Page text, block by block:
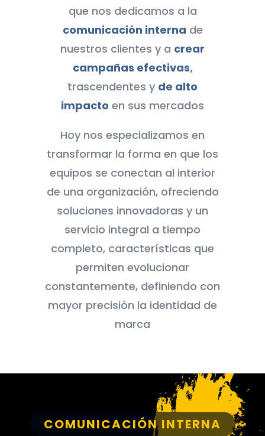
que nos dedicamos a la
comunicación interna de
nuestros clientes y a crear
campañas efectivas,
trascendentes y de alto
impacto en sus mercados
Hoy nos especializamos en
transformar la forma en que los
equipos se conectan al interior
de una organización, ofreciendo
soluciones innovadoras y un
servicio integral a tiempo
completo, características que
permiten evolucionar
constantemente, definiendo con
mayor precisión la identidad de
marca
COMUNICACIÓN INTERNA